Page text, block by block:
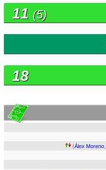
11 (5)
18
(Álex Moreno